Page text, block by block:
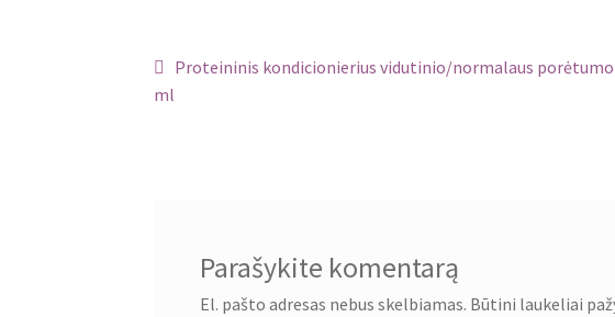
Navigacija
tarp
Ankstenis
Proteininis kondicionierius vidutinio/normalaus porėtumo
ml
Parašykite komentarą
El. pašto adresas nebus skelbiamas. Būtini laukeliai